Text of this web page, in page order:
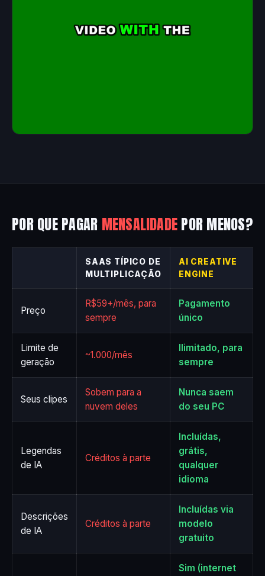
POR QUE PAGAR MENSALIDADEPOR MENOS?
SAAS TÍPICO DE
MULTIPLICAÇÃO
AI CREATIVE
ENGINE
Preço
R$59+/mês, para
sempre
Pagamento
único
Limite de
geração
~1.000/mês
Ilimitado, para
sempre
Seus clipes
Sobem para a
nuvem deles
Nunca saem
do seu PC
Legendas
de IA
Créditos à parte
Incluídas,
grátis,
qualquer
idioma
Descrições
de IA
Créditos à parte
Incluídas via
modelo
gratuito
Sim (internet